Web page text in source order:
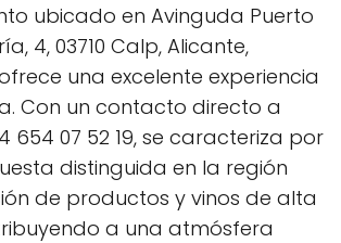
ubicado en Avinguda Puerto
4, 03710 Calp, Alicante,
una excelente experiencia
Con un contacto directo a
654 07 52 19, se caracteriza por
distinguida en la región
de productos y vinos de alta
a una atmósfera